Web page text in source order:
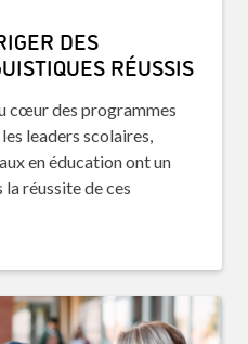
DES
RÉUSSIS
cœur des programmes
leaders scolaires,
en éducation ont un
réussite de ces